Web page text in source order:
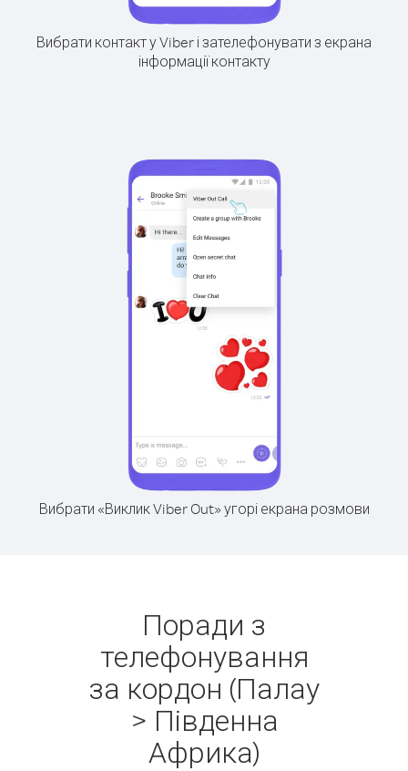
Вибрати контакт у Viber і зателефонувати з екрана
інформації контакту
Вибрати «Виклик Viber Out» угорі екрана розмови
Поради з
телефонування
за кордон (Палау
> Південна
Африка)